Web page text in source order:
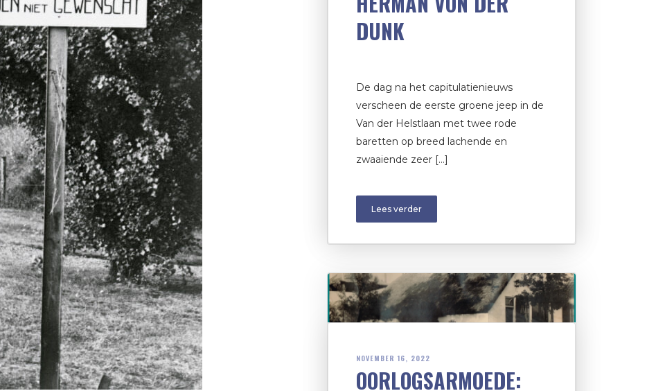
DUNK
De dag na het capitulatienieuws
verscheen de eerste groene jeep in de
Van der Helstlaan met twee rode
baretten op breed lachende en
zwaaiende zeer […]
Lees verder
NOVEMBER 16, 2022
OORLOGSARMOEDE: